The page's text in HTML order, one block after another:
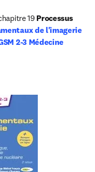
19 Processus
de l'imagerie
2-3 Médecine